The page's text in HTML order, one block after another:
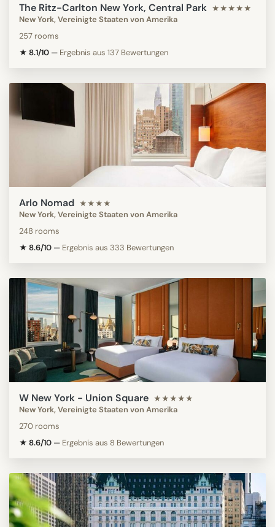
The Ritz-Carlton New York, Central Park ★★★★★
New York, Vereinigte Staaten von Amerika
257 rooms
★ 8.1/10 — Ergebnis aus 137 Bewertungen
Arlo Nomad ★★★★
New York, Vereinigte Staaten von Amerika
248 rooms
★ 8.6/10 — Ergebnis aus 333 Bewertungen
W New York - Union Square ★★★★★
New York, Vereinigte Staaten von Amerika
270 rooms
★ 8.6/10 — Ergebnis aus 8 Bewertungen